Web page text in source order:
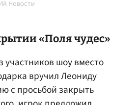
Новости
«Поля чудес»
участников шоу вместо
вручил Леониду
с просьбой закрыть